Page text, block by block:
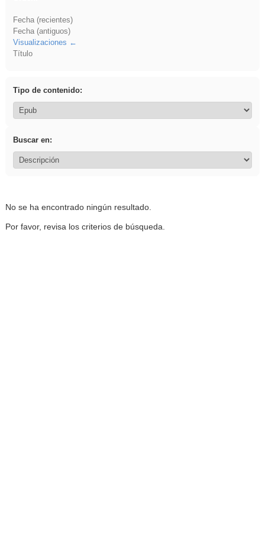
Fecha (recientes)
Fecha (antiguos)
Visualizaciones
Título
Tipo de contenido:
Buscar en:
No se ha encontrado ningún resultado.
Por favor, revisa los criterios de búsqueda.